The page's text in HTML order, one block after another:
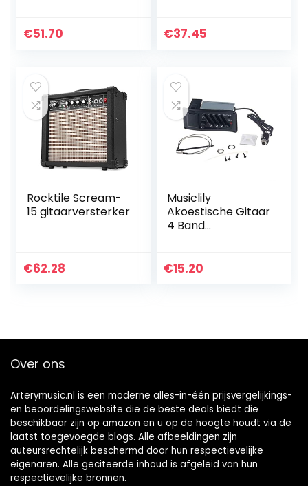
€51.70 €37.45
Rocktile Scream-
15 gitaarversterker
€62.28
Musiclily
Akoestische Gitaar
4 Band
Piezo Pickup
€15.20
Over ons
Arterymusic.nl is een moderne alles-in-één prijsvergelijkings-
en beoordelingswebsite die de beste deals biedt die
beschikbaar zijn op amazon en u op de hoogte houdt via de
laatst toegevoegde blogs. Alle afbeeldingen zijn
auteursrechtelijk beschermd door hun respectievelijke
eigenaren. Alle geciteerde inhoud is afgeleid van hun
respectievelijke bronnen.